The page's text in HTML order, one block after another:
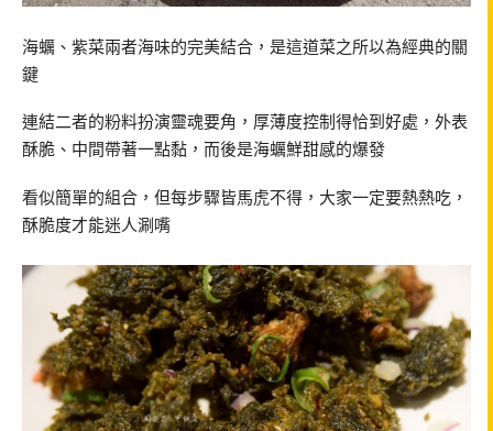
海蠣、紫菜兩者海味的完美結合，是這道菜之所以為經典的關
鍵
連結二者的粉料扮演靈魂要角，厚薄度控制得恰到好處，外表
酥脆、中間帶著一點黏，而後是海蠣鮮甜感的爆發
看似簡單的組合，但每步驟皆馬虎不得，大家一定要熱熱吃，
酥脆度才能迷人涮嘴